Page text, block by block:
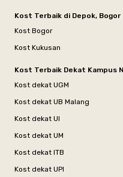
Kost Terbaik di Depok,
Kost Bogor
Kost Kukusan
Kost Terbaik Dekat Kampus
Kost dekat UGM
Kost dekat UB Malang
Kost dekat UI
Kost dekat UM
Kost dekat ITB
Kost dekat UPI